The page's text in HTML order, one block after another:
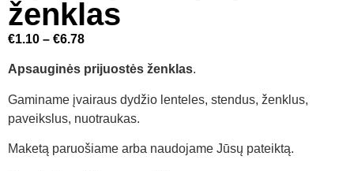
ženklas
€1.10 – €6.78
Apsauginės prijuostės ženklas.
Gaminame įvairaus dydžio lenteles, stendus, ženklus,
paveikslus, nuotraukas.
Maketą paruošiame arba naudojame Jūsų pateiktą.